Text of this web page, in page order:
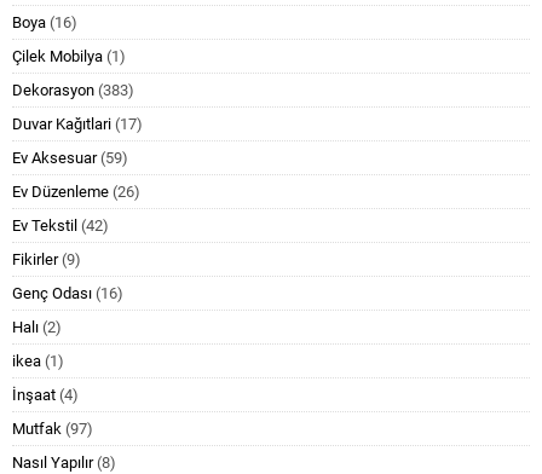
Boya (16)
Çilek Mobilya (1)
Dekorasyon (383)
Duvar Kağıtlari (17)
Ev Aksesuar(59)
Ev Düzenleme (26)
Ev Tekstil (42)
Fikirler(9)
Genç Odası (16)
Halı (2)
ikea (1)
İnşaat (4)
Mutfak (97)
Nasıl Yapılır(8)